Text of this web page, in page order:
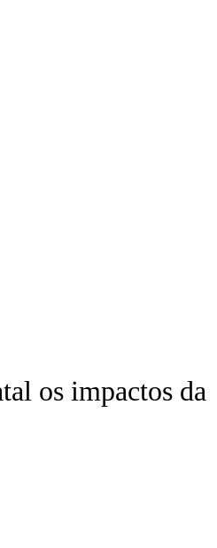
os impactos da